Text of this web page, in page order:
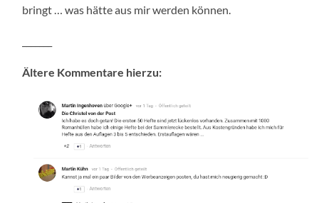
bringt … was hätte aus mir werden können.
Ältere Kommentare hierzu: